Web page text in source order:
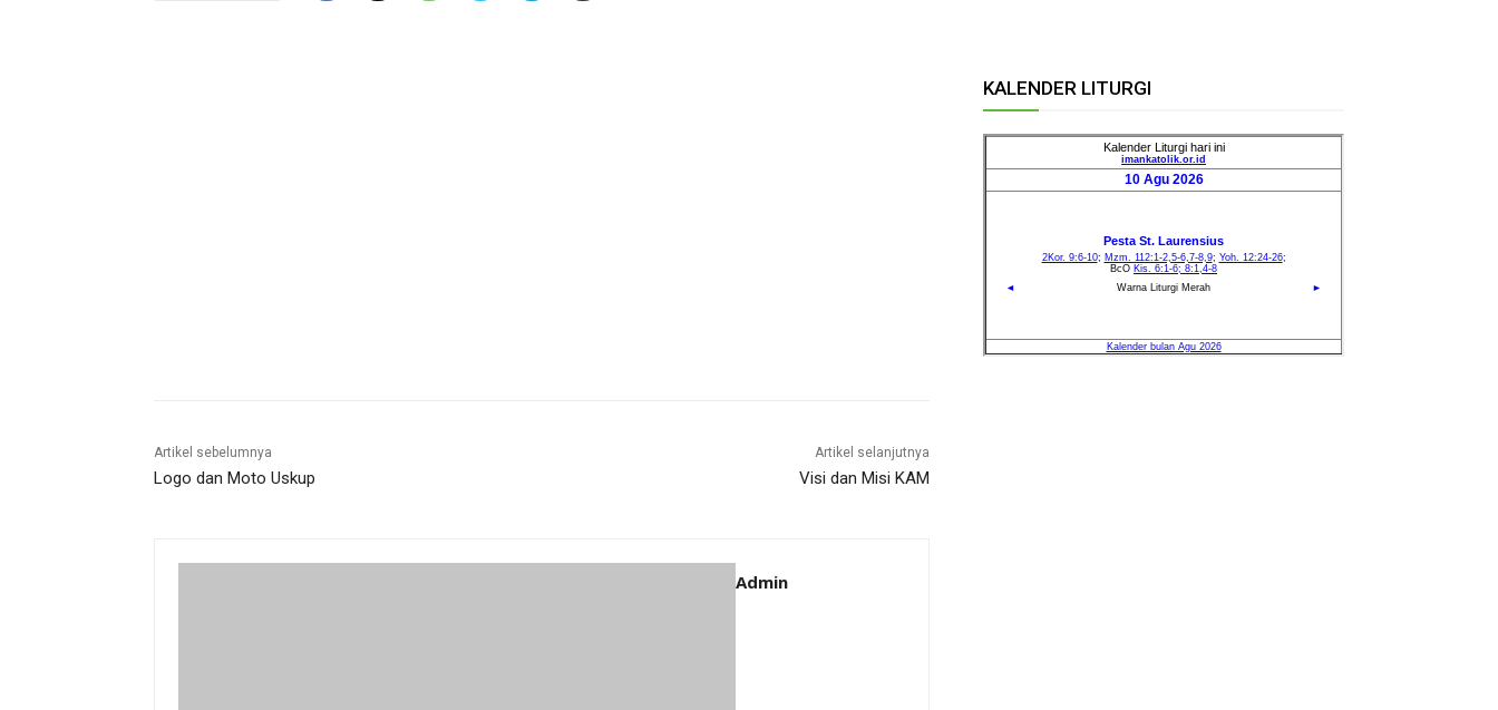
Artikel sebelumnya
Logo dan Moto Uskup
Artikel selanjutnya
Visi dan Misi KAM
Admin
KALENDER LITURGI